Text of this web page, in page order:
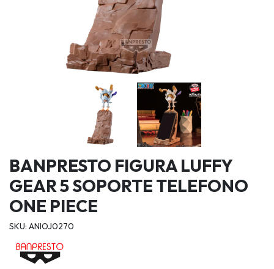
BANPRESTO FIGURA LUFFY
GEAR 5 SOPORTE TELEFONO
ONE PIECE
SKU: ANIOJ0270